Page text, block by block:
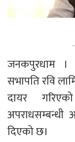
जनकपुरधाम ।
सभापति रवि
दायर
दिएको छ।